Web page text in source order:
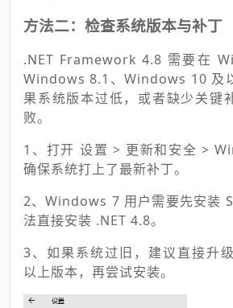
方法二：检查系统版本与补丁
.NET Framework 4.8 需要在
Windows 8.1、Windows 10 及
果系统版本过低，或者缺少关键
败。
1、打开 设置 > 更新和安全 >
确保系统打上了最新补丁。
2、Windows 7 用户需要先安装
法直接安装 .NET 4.8。
3、如果系统过旧，建议直接升
以上版本，再尝试安装。